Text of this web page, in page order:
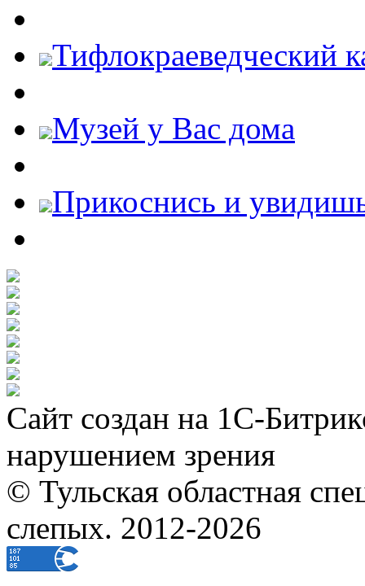
Тифлокраеведческий
Музей у Вас дома
Прикоснись и
Сайт создан на 1С-
нарушением зрения
© Тульская областная
слепых. 2012-2026